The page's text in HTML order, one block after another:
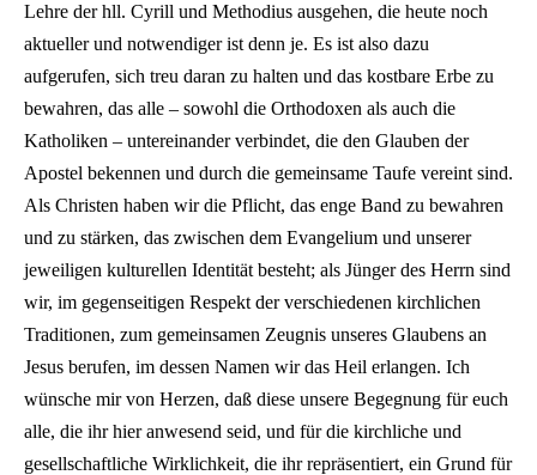
Lehre der hll. Cyrill und Methodius ausgehen, die heute noch
aktueller und notwendiger ist denn je. Es ist also dazu
aufgerufen, sich treu daran zu halten und das kostbare Erbe zu
bewahren, das alle – sowohl die Orthodoxen als auch die
Katholiken – untereinander verbindet, die den Glauben der
Apostel bekennen und durch die gemeinsame Taufe vereint sind.
Als Christen haben wir die Pflicht, das enge Band zu bewahren
und zu stärken, das zwischen dem Evangelium und unserer
jeweiligen kulturellen Identität besteht; als Jünger des Herrn sind
wir, im gegenseitigen Respekt der verschiedenen kirchlichen
Traditionen, zum gemeinsamen Zeugnis unseres Glaubens an
Jesus berufen, im dessen Namen wir das Heil erlangen. Ich
wünsche mir von Herzen, daß diese unsere Begegnung für euch
alle, die ihr hier anwesend seid, und für die kirchliche und
gesellschaftliche Wirklichkeit, die ihr repräsentiert, ein Grund für